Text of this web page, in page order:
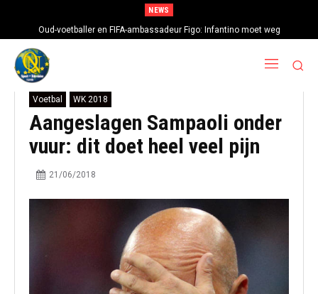
NEWS
Oud-voetballer en FIFA-ambassadeur Figo: Infantino moet weg
Voetbal WK 2018
Aangeslagen Sampaoli onder
vuur: dit doet heel veel pijn
21/06/2018